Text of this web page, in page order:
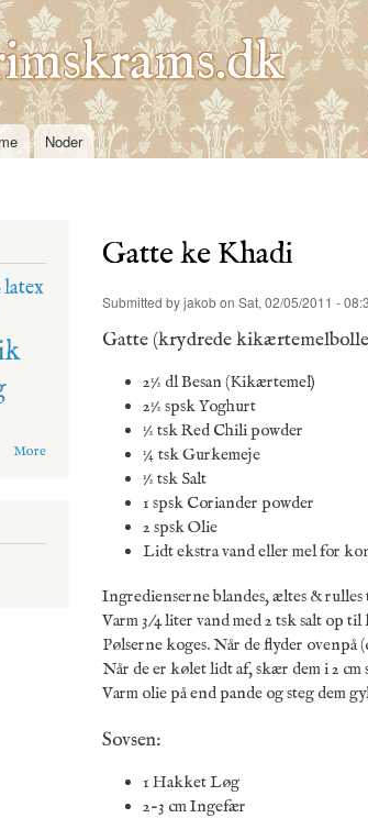
Skip to
main
content
Noder
latex
More
Gatte ke Khadi
Submitted byjakobon Sat, 02/05/2011 -
Gatte (krydrede
2½ dl Besan (Kikærtemel)
2½ spsk Yoghurt
½ tsk Red Chili powder
¼ tsk Gurkemeje
½ tsk Salt
1 spsk Coriander powder
2 spsk Olie
Lidt ekstra vand eller mel for
Ingredienserne blandes, æltes &
Varm 3/4 liter vand med 2 tsk salt op
Pølserne koges. Når de flyder ovenpå
Når de er kølet lidt af, skær dem i 2 cm
Varm olie på end pande og steg dem
Sovsen:
1 Hakket Løg
2-3 cm Ingefær